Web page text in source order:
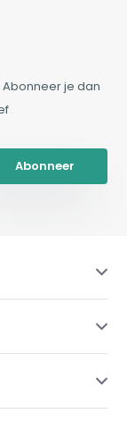
je dan
Abonneer